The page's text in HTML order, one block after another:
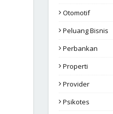
Otomotif
Peluang Bisnis
Perbankan
Properti
Provider
Psikotes